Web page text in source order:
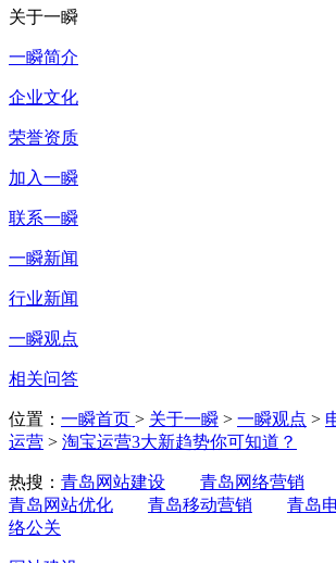
关于一瞬
一瞬简介
企业文化
荣誉资质
加入一瞬
联系一瞬
一瞬新闻
行业新闻
一瞬观点
相关问答
位置： 一瞬首页 > 关于一瞬 > 一瞬观点 >
运营 > 淘宝运营3大新趋势你可知道？
热搜： 青岛网站建设 青岛网络营销
青岛网站优化
青岛移动营销 青岛
络公关